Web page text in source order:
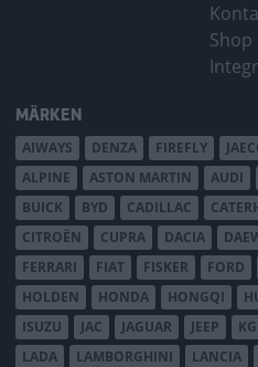
Shop
MÄRKEN
AIWAYS DENZA FIREFLY
ALPINE
ASTON MARTIN AUDI
BUICK
BYD CADILLAC
CITROËN
CUPRA DACIA
FERRARI
FIAT FISKER FORD
HOLDEN
HONDA HONGQI
ISUZU
JAC JAGUAR JEEP
LADA
LAMBORGHINI LANCIA